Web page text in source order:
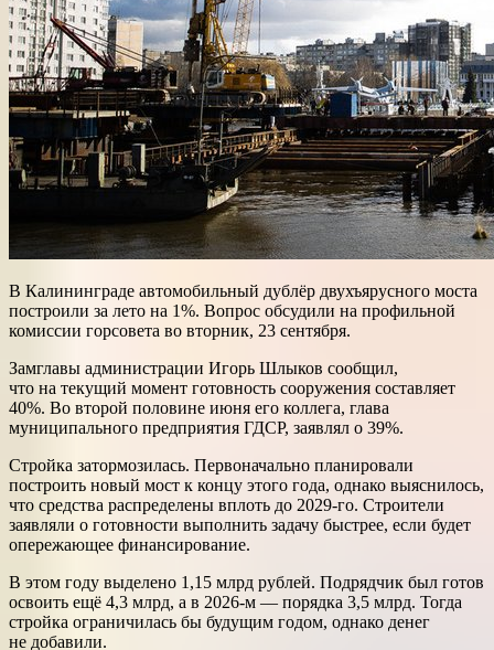
В Калининграде автомобильный дублёр двухъярусного моста
построили за лето на 1%. Вопрос обсудили на профильной
комиссии горсовета во вторник, 23 сентября.
Замглавы администрации Игорь Шлыков сообщил,
что на текущий момент готовность сооружения составляет
40%. Во второй половине июня его коллега, глава
муниципального предприятия ГДСР, заявлял о 39%.
Стройка затормозилась. Первоначально планировали
построить новый мост к концу этого года, однако выяснилось,
что средства распределены вплоть до 2029-го. Строители
заявляли о готовности выполнить задачу быстрее, если будет
опережающее финансирование.
В этом году выделено 1,15 млрд рублей. Подрядчик был готов
освоить ещё 4,3 млрд, а в 2026-м — порядка 3,5 млрд. Тогда
стройка ограничилась бы будущим годом, однако денег
не добавили.